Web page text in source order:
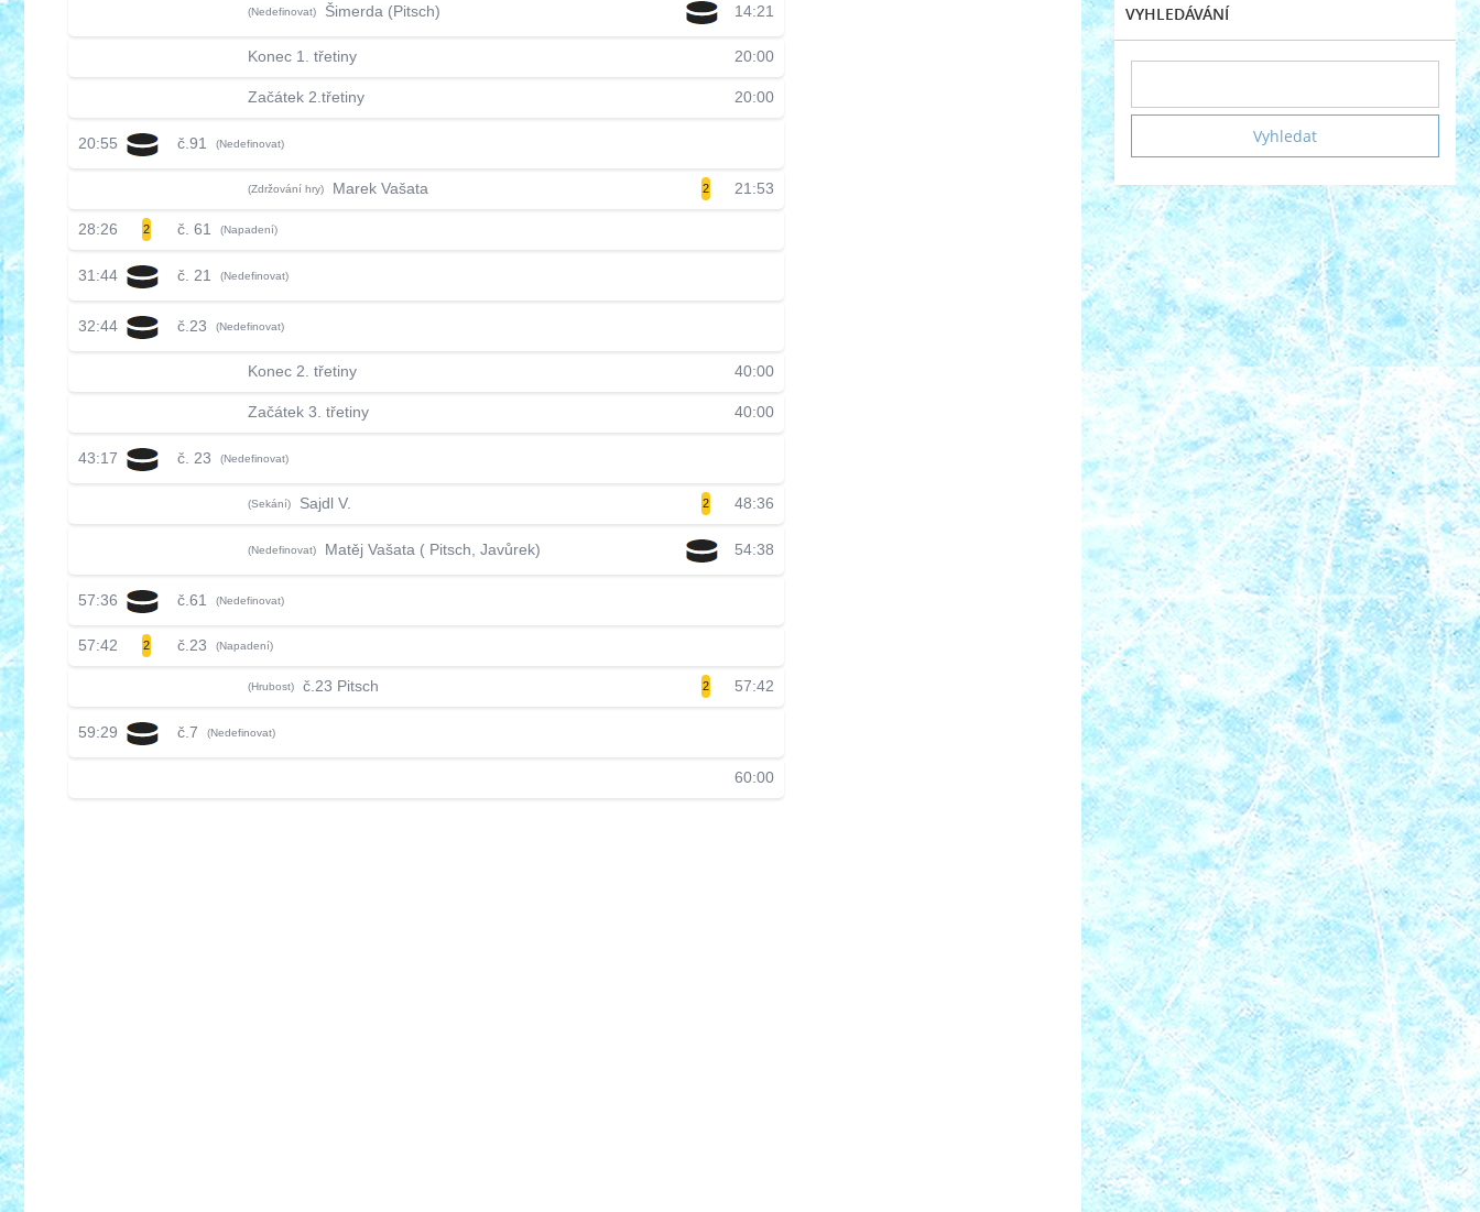
14:21
(Nedefinovat) Šimerda (Pitsch)
20:00
Konec 1. třetiny
20:00
Začátek 2.třetiny
20:55 č.91 (Nedefinovat)
21:53
2
(Zdržování hry) Marek Vašata
28:26 2 č. 61 (Napadení)
31:44 č. 21 (Nedefinovat)
32:44 č.23 (Nedefinovat)
40:00
Konec 2. třetiny
40:00
Začátek 3. třetiny
43:17 č. 23 (Nedefinovat)
48:36
2
(Sekání) Sajdl V.
54:38
(Nedefinovat) Matěj Vašata ( Pitsch, Javůrek)
57:36 č.61 (Nedefinovat)
57:42 2 č.23 (Napadení)
57:42
2
(Hrubost) č.23 Pitsch
59:29 č.7 (Nedefinovat)
60:00
VYHLEDÁVÁNÍ